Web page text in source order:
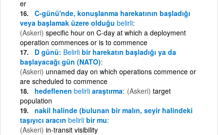
er
C-günü'nde, konuşlanma harekatının başladığı
veya başlamak üzere olduğu belirli
(Askeri) specific hour on C-day at which a deployment
operation commences or is to commence
D günü: Belirli bir harekatın başladığı ya da
başlayacağı gün (NATO)
(Askeri) unnamed day on which operations commence or
are scheduled to commence
hedeflenen belirli araştırma (Askeri) target
population
nakil halinde (bulunan bir malın, seyir halindeki
taşıyıcı aracın belirli bir mu
(Askeri) in-transit visibility